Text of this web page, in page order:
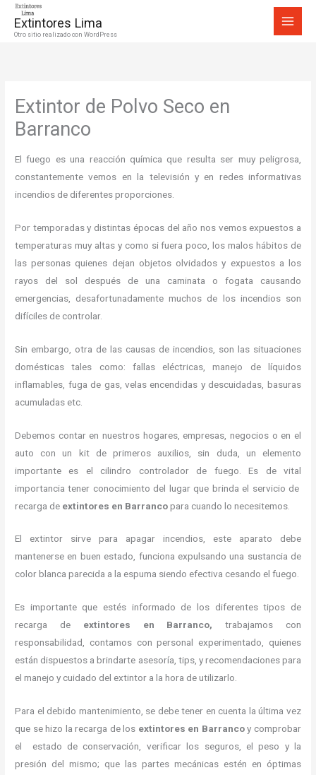
Extintores Lima
Otro sitio realizado con WordPress
Extintor de Polvo Seco en
Barranco
El fuego es una reacción química que resulta ser muy peligrosa,
constantemente vemos en la televisión y en redes informativas
incendios de diferentes proporciones.
Por temporadas y distintas épocas del año nos vemos expuestos a
temperaturas muy altas y como si fuera poco, los malos hábitos de
las personas quienes dejan objetos olvidados y expuestos a los
rayos del sol después de una caminata o fogata causando
emergencias, desafortunadamente muchos de los incendios son
difíciles de controlar.
Sin embargo, otra de las causas de incendios, son las situaciones
domésticas tales como: fallas eléctricas, manejo de líquidos
inflamables, fuga de gas, velas encendidas y descuidadas, basuras
acumuladas etc.
Debemos contar en nuestros hogares, empresas, negocios o en el
auto con un kit de primeros auxilios, sin duda, un elemento
importante es el cilindro controlador de fuego. Es de vital
importancia tener conocimiento del lugar que brinda el servicio de
recarga de extintores en Barrancopara cuando lo necesitemos.
El extintor sirve para apagar incendios, este aparato debe
mantenerse en buen estado, funciona expulsando una sustancia de
color blanca parecida a la espuma siendo efectiva cesando el fuego.
Es importante que estés informado de los diferentes tipos de
recarga de extintores en Barranco,trabajamos con
responsabilidad, contamos con personal experimentado, quienes
están dispuestos a brindarte asesoría, tips, y recomendaciones para
el manejo y cuidado del extintor a la hora de utilizarlo.
Para el debido mantenimiento, se debe tener en cuenta la última vez
que se hizo la recarga de los extintores en Barrancoy comprobar
el estado de conservación, verificar los seguros, el peso y la
presión del mismo; que las partes mecánicas estén en óptimas